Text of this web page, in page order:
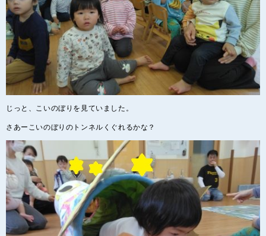
じっと、こいのぼりを見ていました。
さあーこいのぼりのトンネルくぐれるかな？